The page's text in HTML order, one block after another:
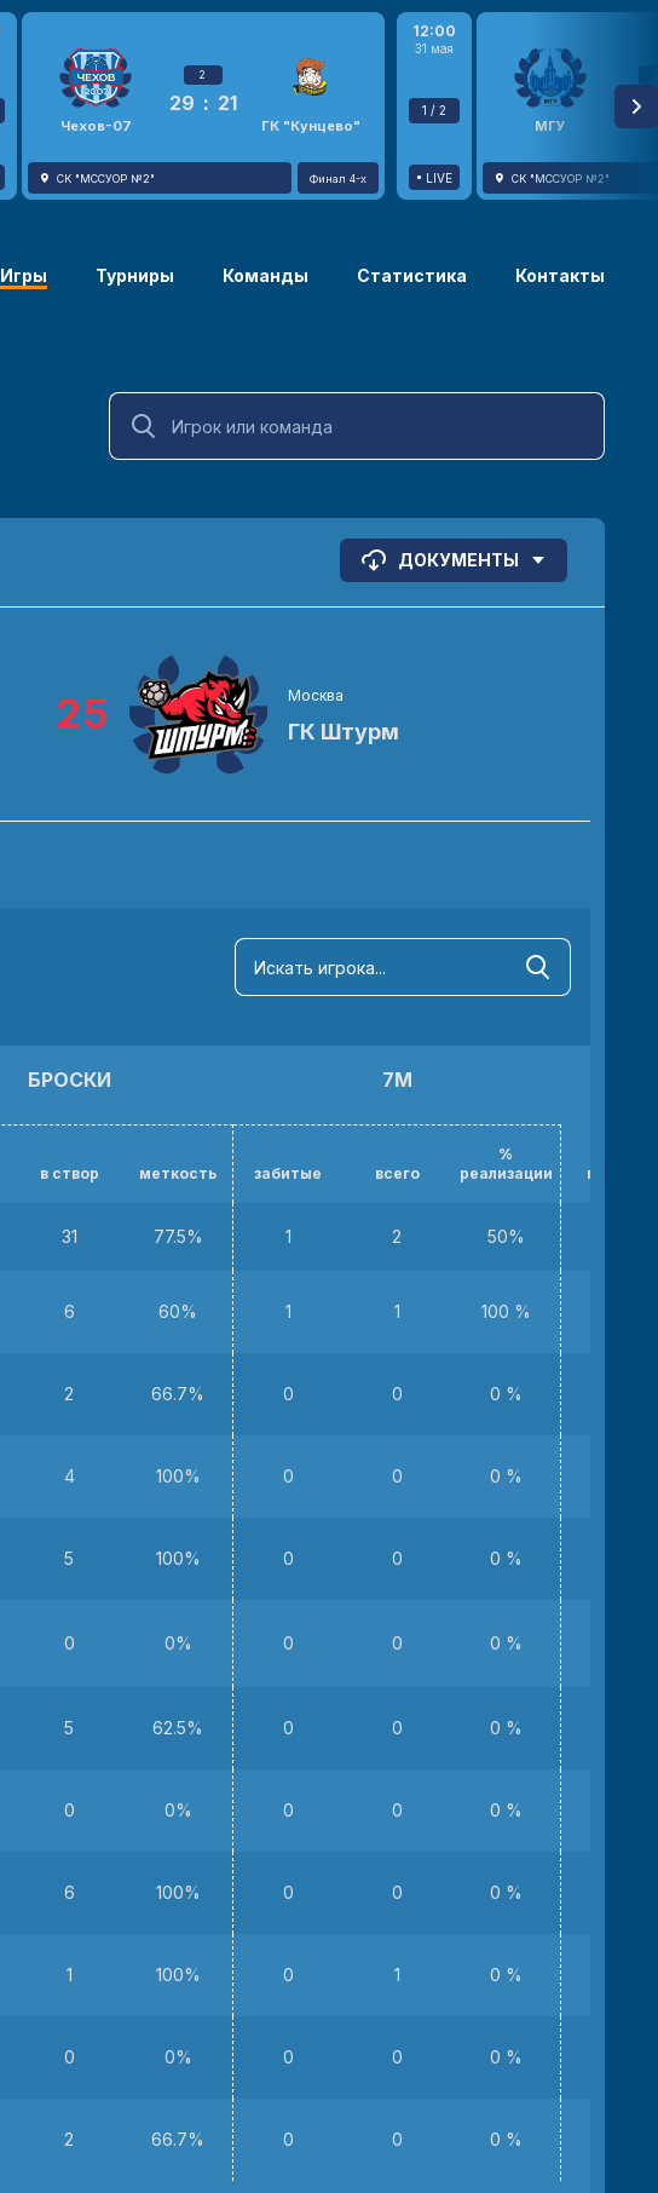
Чехов-07
2
29 : 21
ГК "Кунцево"
СК "МССУОР №2" Финал 4-х
12:00
31 мая
1 / 2
LIVE
МГУ
23
СК "МССУОР №2"
Игры Турниры Команды Статистика Контакты
ДОКУМЕНТЫ
Москва
ГК Штурм
25
БРОСКИ
в створ меткость
7М
забитые всего
%
реализации
потери
31 77.5% 1 2 50%
6 60% 1 1 100 %
2 66.7% 0 0 0 %
4 100% 0 0 0 %
5 100% 0 0 0 %
0 0% 0 0 0 %
5 62.5% 0 0 0 %
0 0% 0 0 0 %
6 100% 0 0 0 %
1 100% 0 1 0 %
0 0% 0 0 0 %
2 66.7% 0 0 0 %